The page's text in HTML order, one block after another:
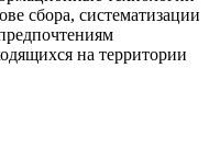
сбора, систематизации
на территории